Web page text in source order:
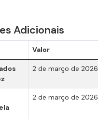
Adicionais
Valor
2 de março de 2026
2 de março de 2026